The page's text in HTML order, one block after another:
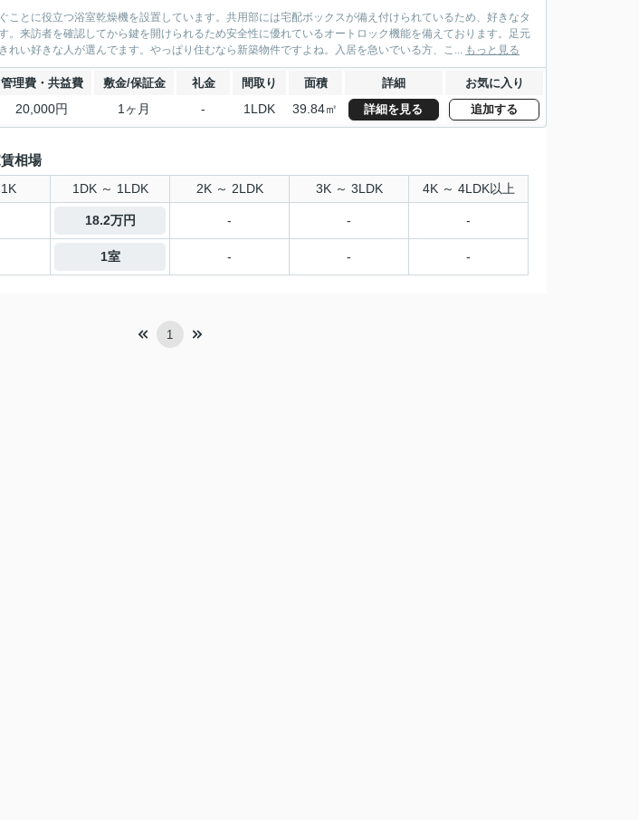
ことに役立つ浴室乾燥機を設置しています。共用部には宅配ボックスが備え付けられているため、好きなタ
。来訪者を確認してから鍵を開けられるため安全性に優れているオートロック機能を備えております。足元
れい好きな人が選んでます。やっぱり住むなら新築物件ですよね。入居を急いでいる方、こ... もっと見る
管理費・共益費 敷金/保証金 礼金 間取り 面積 詳細 お気に入り
20,000円 1ヶ月 - 1LDK 39.84㎡ 詳細を見る 追加する
相場
1DK ～ 1LDK 2K ～ 2LDK 3K ～ 3LDK 4K ～ 4LDK以上
18.2万円 - - -
1室 - - -
1